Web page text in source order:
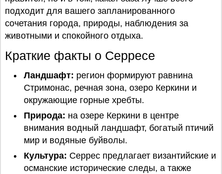
подходит для вашего запланированного
сочетания города, природы, наблюдения за
животными и спокойного отдыха.
Краткие факты о Серресе
Ландшафт: регион формируют равнина
Стримонас, речная зона, озеро Керкини и
окружающие горные хребты.
Природа: на озере Керкини в центре
внимания водный ландшафт, богатый птичий
мир и водяные буйволы.
Культура: Серрес предлагает византийские и
османские исторические следы, а также